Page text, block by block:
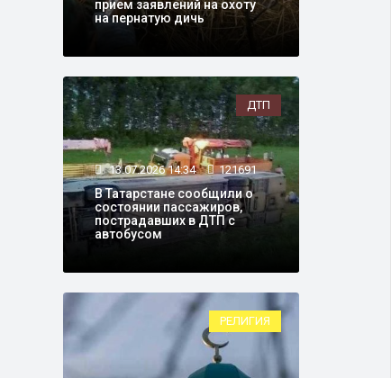
прием заявлений на охоту
на пернатую дичь
ДТП
13.07.2026 14:34 121691
В Татарстане сообщили о
состоянии пассажиров,
пострадавших в ДТП с
автобусом
РЕЛИГИЯ